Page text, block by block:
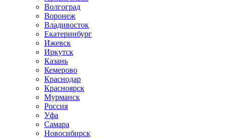
Волгоград
Воронеж
Владивосток
Екатеринбург
Ижевск
Иркутск
Казань
Кемерово
Краснодар
Красноярск
Мурманск
Россия
Уфа
Самара
Новосибирск